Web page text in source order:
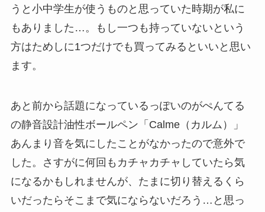
うと小中学生が使うものと思っていた時期が私に
もありました…。もし一つも持っていないという
方はためしに1つだけでも買ってみるといいと思い
ます。
あと前から話題になっているっぽいのがぺんてる
の静音設計油性ボールペン「Calme（カルム）」
あんまり音を気にしたことがなかったので意外で
した。さすがに何回もカチャカチャしていたら気
になるかもしれませんが、たまに切り替えるくら
いだったらそこまで気にならないだろう…と思っ